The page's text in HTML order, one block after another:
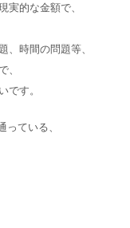
的な金額で、
時間の問題等、
す。
ている、